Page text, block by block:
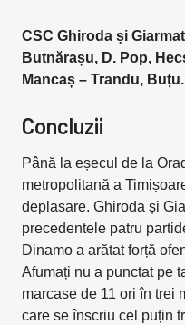
CSC Ghiroda și
Butnărașu, D. Pop,
Mancaș – Trandu, Buțu.
Concluzii
Până la eșecul de la
metropolitană a
deplasare. Ghiroda și
precedentele patru
Dinamo a arătat forță
Afumați nu a punctat pe
marcase de 11 ori în trei
care se înscriu cel puțin